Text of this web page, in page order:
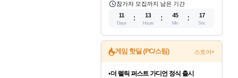
참가자 모집까지 남은 기간
11
Days
13
Hours
45
Min
16
Sec
게임 핫딜 (PC/스팀) 스토어+
더 렐릭 퍼스트 가디언 정식 출시